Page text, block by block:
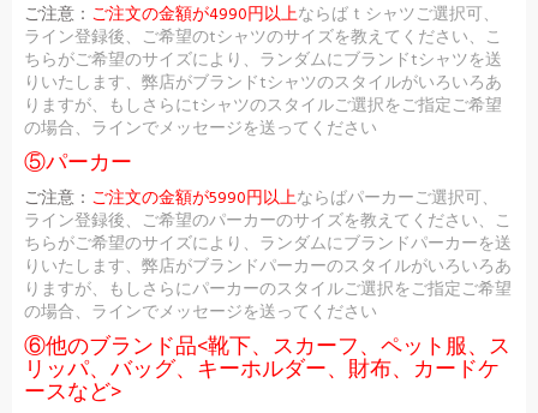
ご注意： ご注文の金額が4990円以上ならばｔシャツご選択可、
ライン登録後、ご希望のtシャツのサイズを教えてください、こ
ちらがご希望のサイズにより、ランダムにブランドtシャツを送
りいたします、弊店がブランドtシャツのスタイルがいろいろあ
りますが、もしさらにtシャツのスタイルご選択をご指定ご希望
の場合、ラインでメッセージを送ってください
⑤パーカー
ご注意： ご注文の金額が5990円以上ならばパーカーご選択可、
ライン登録後、ご希望のパーカーのサイズを教えてください、こ
ちらがご希望のサイズにより、ランダムにブランドパーカーを送
りいたします、弊店がブランドパーカーのスタイルがいろいろあ
りますが、もしさらにパーカーのスタイルご選択をご指定ご希望
の場合、ラインでメッセージを送ってください
⑥他のブランド品<靴下、スカーフ、ペット服、ス
リッパ、バッグ、キーホルダー、財布、カードケ
ースなど>